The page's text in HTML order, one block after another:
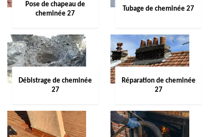
Pose de chapeau de
cheminée 27
Tubage de cheminée 27
Débistrage de cheminée
27
Réparation de cheminée
27